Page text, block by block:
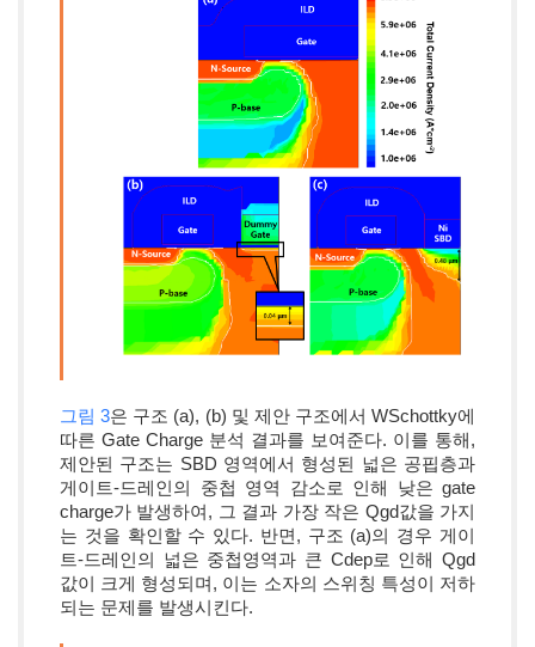
그림 3은 구조 (a), (b) 및 제안 구조에서 WSchottky에
따른 Gate Charge 분석 결과를 보여준다. 이를 통해,
제안된 구조는 SBD 영역에서 형성된 넓은 공핍층과
게이트-드레인의 중첩 영역 감소로 인해 낮은 gate
charge가 발생하여, 그 결과 가장 작은 Qgd값을 가지
는 것을 확인할 수 있다. 반면, 구조 (a)의 경우 게이
트-드레인의 넓은 중첩영역과 큰 Cdep로 인해 Qgd
값이 크게 형성되며, 이는 소자의 스위칭 특성이 저하
되는 문제를 발생시킨다.